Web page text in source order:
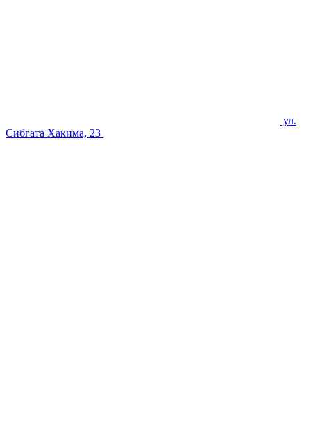
ул.
Сибгата Хакима, 23